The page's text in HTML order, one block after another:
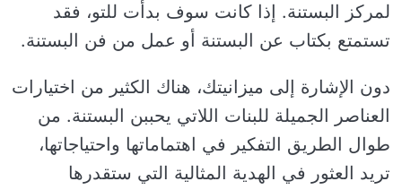
لمركز البستنة. إذا كانت سوف بدأت للتو، فقد
تستمتع بكتاب عن البستنة أو عمل من فن البستنة.
دون الإشارة إلى ميزانيتك، هناك الكثير من اختيارات
العناصر الجميلة للبنات اللاتي يحببن البستنة. من
طوال الطريق التفكير في اهتماماتها واحتياجاتها،
تريد العثور في الهدية المثالية التي ستقدرها